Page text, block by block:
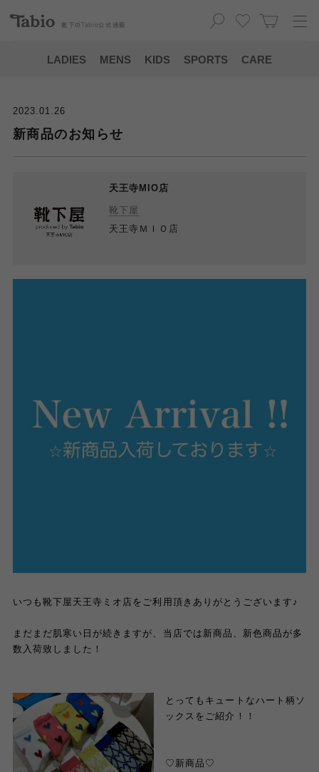
靴下の Tabio 公式通販
LADIES MENS KIDS SPORTS CARE
2023.01.26
新商品のお知らせ
天王寺MIO店
靴下屋
天王寺ＭＩＯ店
いつも靴下屋天王寺ミオ店をご利用頂きありがとうございます♪
まだまだ肌寒い日が続きますが、当店では新商品、新色商品が多
数入荷致しました！
とってもキュートなハート柄ソ
ックス を ご紹介！！
♡ 新商品 ♡